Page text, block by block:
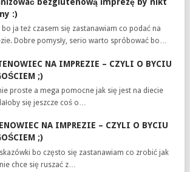
:)
bo ja też czasem się zastanawiam co podać na
Dobre pomysły, serio warto spróbować bo…
NA IMPREZIE – CZYLI O BYCIU
;)
proste a mega pomocne jak się jest na diecie
się jeszcze coś o…
NA IMPREZIE – CZYLI O BYCIU
;)
bo często się zastanawiam co zrobić jak
chce się ruszać z…